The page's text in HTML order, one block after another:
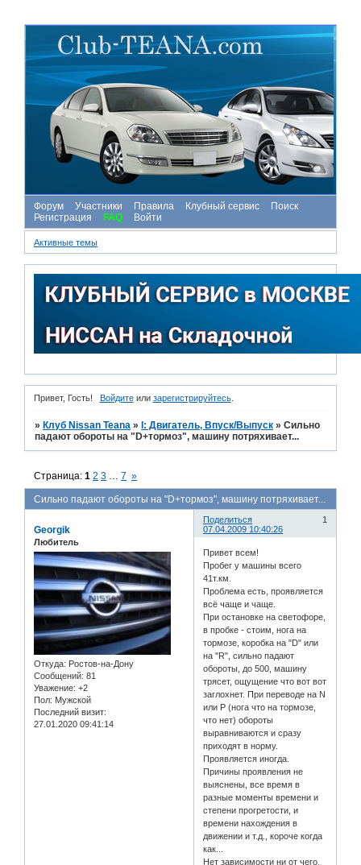
Форум Участники Правила Клубный сервис
Поиск
Регистрация
FAQ Войти
Активные темы
Привет, Гость! Войдитеили зарегистрируйтесь.
» Клуб Nissan Teana » I: Двигатель, Впуск/Выпуск »Сильно
падают обороты на "D+тормоз", машину потряхивает...
Сильно падают обороты на "D+тормоз", машину потряхивает...
Страница:1 2 3 7 »
Поделиться
1
07.04.2009 10:40:26
Georgik
Любитель
Откуда: Ростов-на-Дону
Сообщений: 81
Уважение: +2
Пол: Мужской
Последний визит:
27.01.2020 09:41:14
Привет всем!
Пробег у машины всего
41т.км.
Проблема есть, проявляется
всё чаще и чаще.
При остановке на светофоре,
в пробке - стоим, нога на
тормозе, коробка на "D" или
на "R", сильно падают
обороты, до 500, машину
трясет, ощущение что вот вот
заглохнет. При переводе на N
или P (нога что на тормозе,
что нет) обороты
выравниваются и сразу
приходят в норму.
Проявляется иногда.
Причины проявления не
выяснены, все время в
разные моменты времени и
степени прогретости, и
времени нахождения в
движении и т.д., короче когда
как...
Нет зависимости ни от чего.